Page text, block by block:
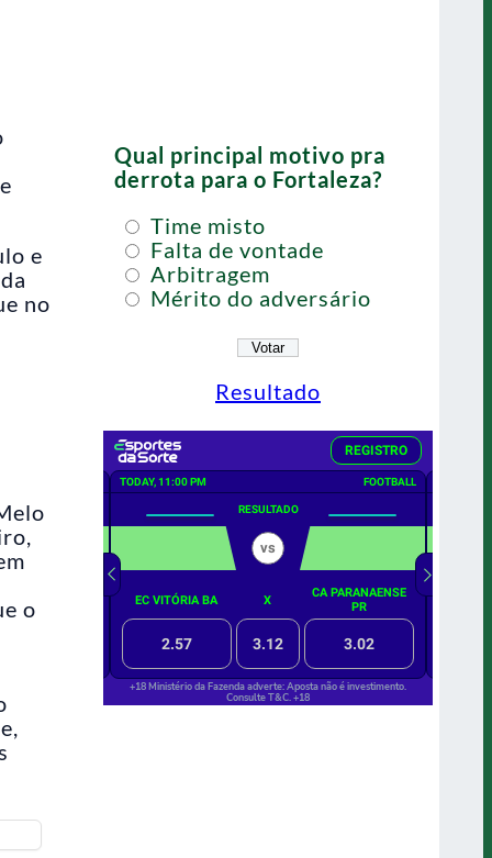
e
no
o
Qual principal motivo pra
derrota para o Fortaleza?
Time misto
Falta de vontade
Arbitragem
Mérito do adversário
Resultado